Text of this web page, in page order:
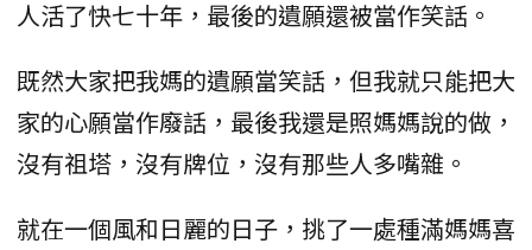
人活了快七十年，最後的遺願還被當作笑話。
既然大家把我媽的遺願當笑話，但我就只能把大
家的心願當作廢話，最後我還是照媽媽說的做，
沒有祖塔，沒有牌位，沒有那些人多嘴雜。
就在一個風和日麗的日子，挑了一處種滿媽媽喜